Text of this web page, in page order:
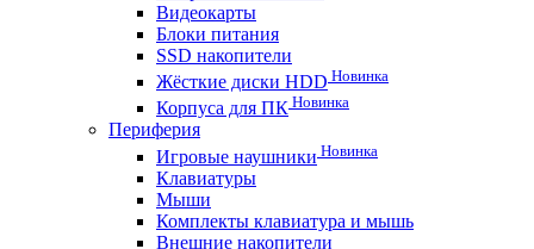
Видеокарты
Блоки питания
SSD накопители
Жёсткие диски HDD Новинка
Корпуса для ПК Новинка
Периферия
Игровые наушники Новинка
Клавиатуры
Мыши
Комплекты клавиатура и мышь
Внешние накопители